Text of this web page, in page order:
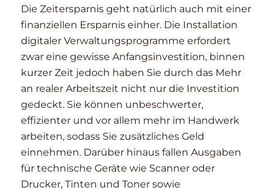
Die Zeitersparnis geht natürlich auch mit einer
finanziellen Ersparnis einher. Die Installation
digitaler Verwaltungsprogramme erfordert
zwar eine gewisse Anfangsinvestition, binnen
kurzer Zeit jedoch haben Sie durch das Mehr
an realer Arbeitszeit nicht nur die Investition
gedeckt. Sie können unbeschwerter,
effizienter und vor allem mehr im Handwerk
arbeiten, sodass Sie zusätzliches Geld
einnehmen. Darüber hinaus fallen Ausgaben
für technische Geräte wie Scanner oder
Drucker, Tinten und Toner sowie